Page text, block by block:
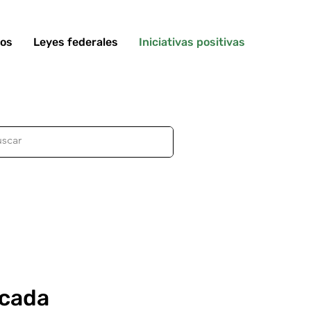
Leyes federales Iniciativas positivas